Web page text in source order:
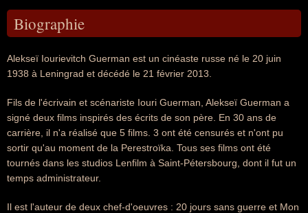
Biographie
Alekseï Iourievitch Guerman est un cinéaste russe né le 20 juin
1938 à Leningrad et décédé le 21 février 2013.
Fils de l'écrivain et scénariste Iouri Guerman, Alekseï Guerman a
signé deux films inspirés des écrits de son père. En 30 ans de
carrière, il n'a réalisé que 5 films. 3 ont été censurés et n'ont pu
sortir qu'au moment de la Perestroïka. Tous ses films ont été
tournés dans les studios Lenfilm à Saint-Pétersbourg, dont il fut un
temps administrateur.
Il est l'auteur de deux chef-d'oeuvres : 20 jours sans guerre et Mon